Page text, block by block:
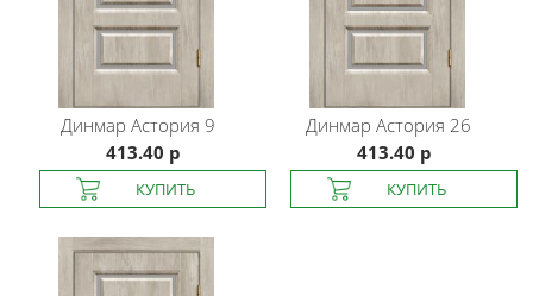
Динмар Астория 9
413.40 р
Динмар Астория 26
413.40 р